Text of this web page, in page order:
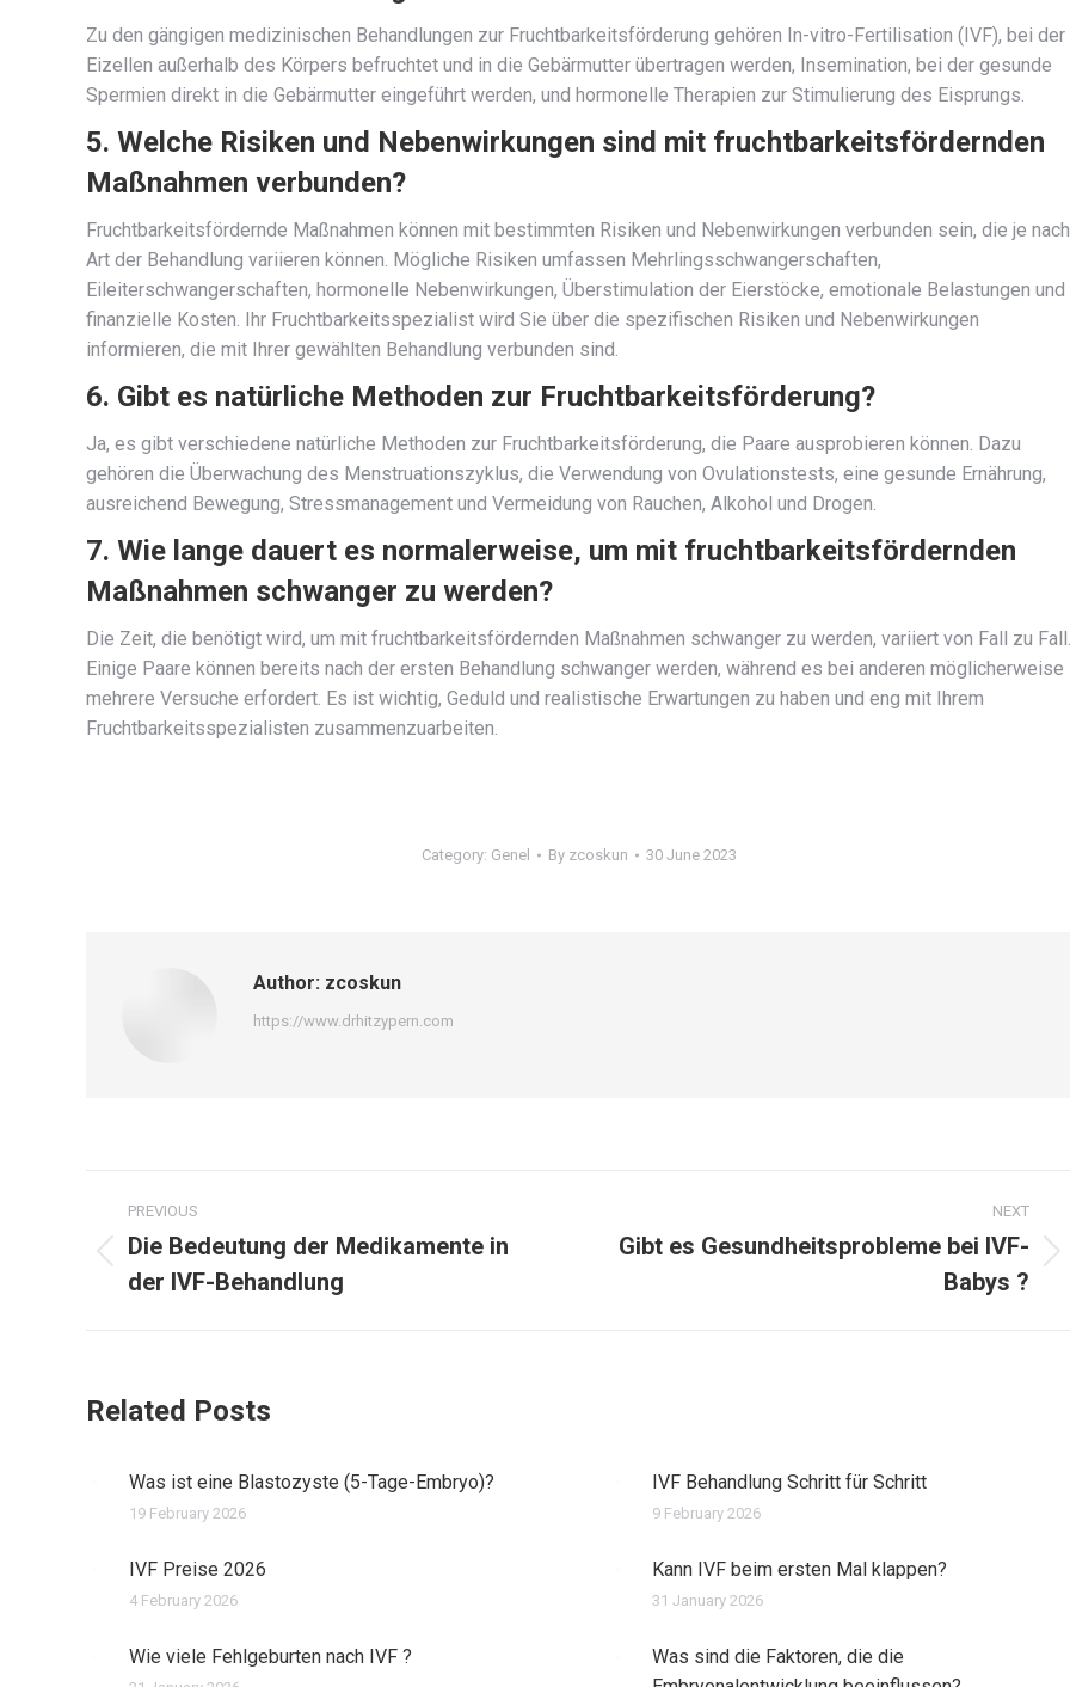
Zu den gängigen medizinischen Behandlungen zur Fruchtbarkeitsförderung gehören In-vitro-Fertilisation (IVF), bei der
Eizellen außerhalb des Körpers befruchtet und in die Gebärmutter übertragen werden, Insemination, bei der gesunde
Spermien direkt in die Gebärmutter eingeführt werden, und hormonelle Therapien zur Stimulierung des Eisprungs.
5. Welche Risiken und Nebenwirkungen sind mit fruchtbarkeitsfördernden
Maßnahmen verbunden?
Fruchtbarkeitsfördernde Maßnahmen können mit bestimmten Risiken und Nebenwirkungen verbunden sein, die je nach
Art der Behandlung variieren können. Mögliche Risiken umfassen Mehrlingsschwangerschaften,
Eileiterschwangerschaften, hormonelle Nebenwirkungen, Überstimulation der Eierstöcke, emotionale Belastungen und
finanzielle Kosten. Ihr Fruchtbarkeitsspezialist wird Sie über die spezifischen Risiken und Nebenwirkungen
informieren, die mit Ihrer gewählten Behandlung verbunden sind.
6. Gibt es natürliche Methoden zur Fruchtbarkeitsförderung?
Ja, es gibt verschiedene natürliche Methoden zur Fruchtbarkeitsförderung, die Paare ausprobieren können. Dazu
gehören die Überwachung des Menstruationszyklus, die Verwendung von Ovulationstests, eine gesunde Ernährung,
ausreichend Bewegung, Stressmanagement und Vermeidung von Rauchen, Alkohol und Drogen.
7. Wie lange dauert es normalerweise, um mit fruchtbarkeitsfördernden
Maßnahmen schwanger zu werden?
Die Zeit, die benötigt wird, um mit fruchtbarkeitsfördernden Maßnahmen schwanger zu werden, variiert von Fall zu Fall.
Einige Paare können bereits nach der ersten Behandlung schwanger werden, während es bei anderen möglicherweise
mehrere Versuche erfordert. Es ist wichtig, Geduld und realistische Erwartungen zu haben und eng mit Ihrem
Fruchtbarkeitsspezialisten zusammenzuarbeiten.
Category: Genel By zcoskun 30 June 2023
Author: zcoskun
https://www.drhitzypern.com
Post
navigation
PREVIOUS
post:
Die Bedeutung der Medikamente in
der IVF-Behandlung
NEXT
Gibt es Gesundheitsprobleme bei IVF-
Babys ?
Related Posts
Was ist eine Blastozyste (5-Tage-Embryo)?
19 February 2026
IVF Behandlung Schritt für Schritt
9 February 2026
IVF Preise 2026
4 February 2026
Kann IVF beim ersten Mal klappen?
31 January 2026
Wie viele Fehlgeburten nach IVF ?
Was sind die Faktoren, die die